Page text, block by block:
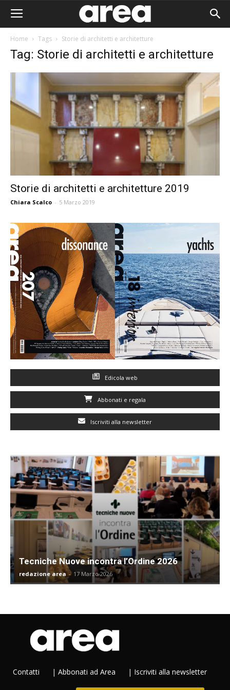
Home Tags Storie di architetti e architetture
Tag: Storie di architetti e architetture
Storie di architetti e architetture 2019
Chiara Scalco - 5 Marzo 2019
Edicola web
Abbonati e regala
Iscriviti alla newsletter
Tecniche Nuove incontra l’Ordine 2026
redazione area - 17 Marzo 2026
Contatti | Abbonati ad Area | Iscriviti alla newsletter